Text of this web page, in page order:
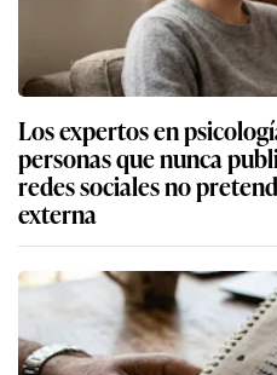
Los expertos en
personas que nunca
redes sociales no
externa